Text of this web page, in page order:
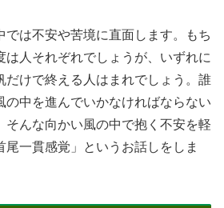
は不安や苦境に直面します。もち
は人それぞれでしょうが、いずれに
だけで終える人はまれでしょう。誰
の中を進んでいかなければならない
そんな向かい風の中で抱く不安を軽
尾一貫感覚」というお話しをしま